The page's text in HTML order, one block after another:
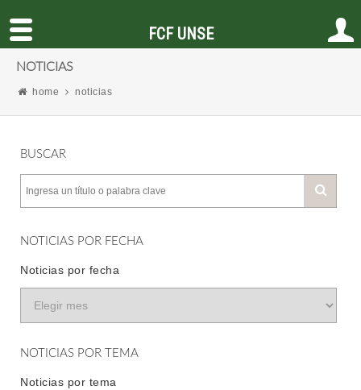
NOTICIAS
home noticias
BUSCAR
NOTICIAS POR FECHA
Noticias por fecha
NOTICIAS POR TEMA
Noticias por tema
FCF UNSE